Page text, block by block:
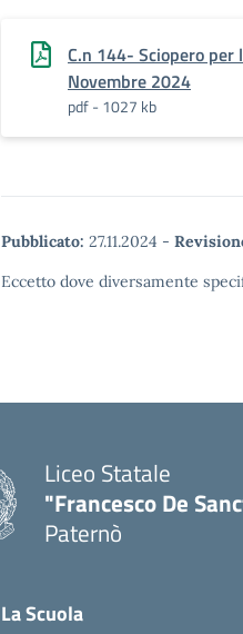
C.n 144- Sciopero
Novembre 2024
pdf - 1027 kb
Pubblicato: 27.11.2024 -
Eccetto dove diversamente
Liceo Statale
"Francesco De
Paternò
La Scuola